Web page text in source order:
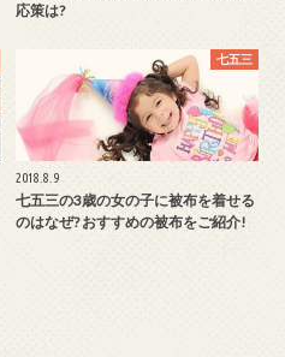
応策は?
七五三
2018.8.9
七五三の3歳の女の子に被布を着せる
のはなぜ? おすすめの被布をご紹介!